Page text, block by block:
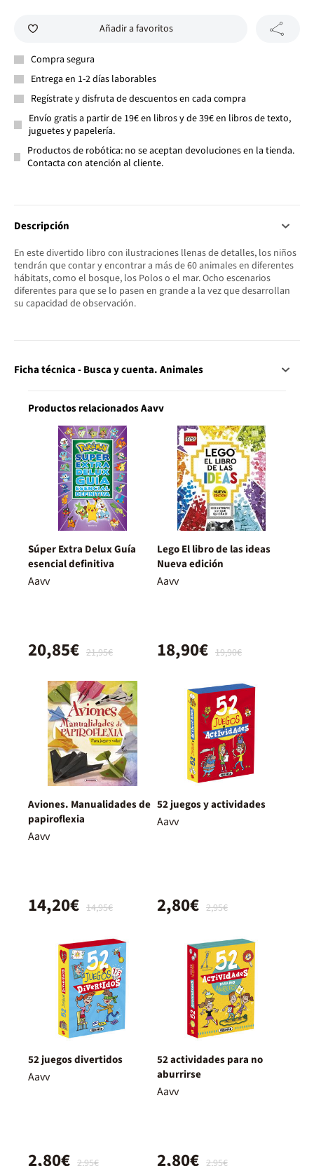
Añadir a favoritos
Compra segura
Entrega en 1-2 días laborables
Regístrate y disfruta de descuentos en cada compra
Envío gratis a partir de 19€ en libros y de 39€ en libros de texto,
juguetes y papelería.
Productos de robótica: no se aceptan devoluciones en la tienda.
Contacta con atención al cliente.
Descripción
En este divertido libro con ilustraciones llenas de detalles, los niños
tendrán que contar y encontrar a más de 60 animales en diferentes
hábitats, como el bosque, los Polos o el mar. Ocho escenarios
diferentes para que se lo pasen en grande a la vez que desarrollan
su capacidad de observación.
Ficha técnica - Busca y cuenta. Animales
Productos relacionados Aavv
Súper Extra Delux Guía
esencial definitiva
Aavv
21,95€
20,85€
Lego El libro de las ideas
Nueva edición
Aavv
19,90€
18,90€
Aviones. Manualidades de
papiroflexia
Aavv
14,95€
14,20€
52 juegos y actividades
Aavv
2,95€
2,80€
52 juegos divertidos
Aavv
2,80€
52 actividades para no
aburrirse
Aavv
2,80€